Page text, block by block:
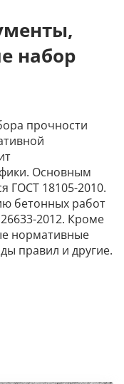
набор
прочности
Основным
ГОСТ 18105-2010.
бетонных работ
2012. Кроме
нормативные
правил и другие.